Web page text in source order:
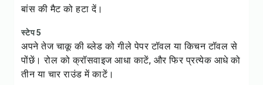
बांस की मैट को हटा दें।
स्टेप 5
अपने तेज चाकू की ब्लेड को गीले पेपर टॉवल या किचन टॉवल से
पोंछें। रोल को क्रॉसवाइज आधा काटें, और फिर प्रत्येक आधे को
तीन या चार राउंड में काटें।